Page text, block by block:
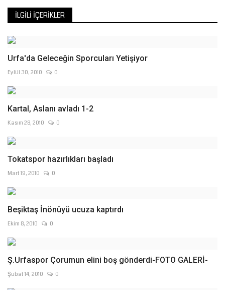
İLGILI İÇERIKLER
Urfa'da Geleceğin Sporcuları Yetişiyor
Eylül 30, 2010 0
Kartal, Aslanı avladı 1-2
Kasım 28, 2010 0
Tokatspor hazırlıkları başladı
Mart 19, 2010 0
Beşiktaş İnönüyü ucuza kaptırdı
Ekim 8, 2010 0
Ş.Urfaspor Çorumun elini boş gönderdi-FOTO GALERİ-
Şubat 14, 2010 0